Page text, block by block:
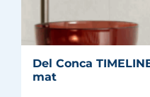
Del Conca
mat